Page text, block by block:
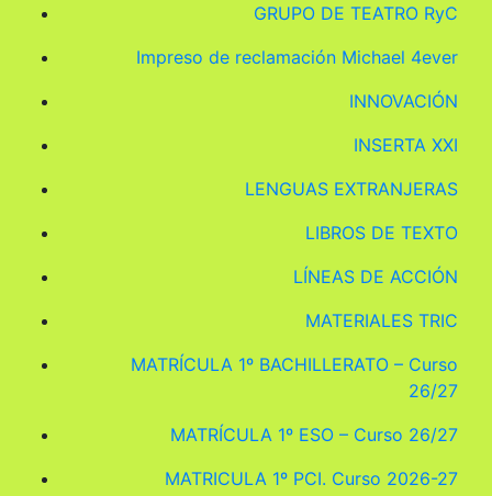
GRUPO DE TEATRO RyC
Impreso de reclamación Michael 4ever
INNOVACIÓN
INSERTA XXI
LENGUAS EXTRANJERAS
LIBROS DE TEXTO
LÍNEAS DE ACCIÓN
MATERIALES TRIC
MATRÍCULA 1º BACHILLERATO – Curso
26/27
MATRÍCULA 1º ESO – Curso 26/27
MATRICULA 1º PCI. Curso 2026-27